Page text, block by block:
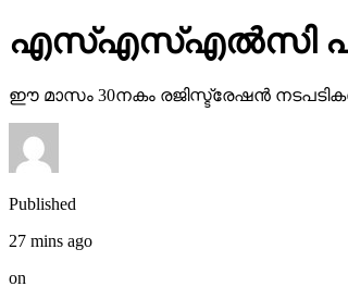
എസ്എസ്എല്‍സി
ഈ മാസം 30നകം രജിസ്ട്രേഷന്‍
Published
27 mins ago
on